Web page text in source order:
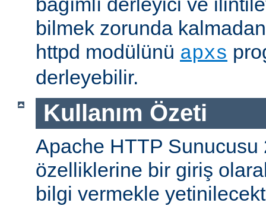
bilmek zorunda
httpd modülünü apxs
derleyebilir.
Kullanım Özeti
Apache HTTP Sunucusu
özelliklerine bir giriş
bilgi vermekle